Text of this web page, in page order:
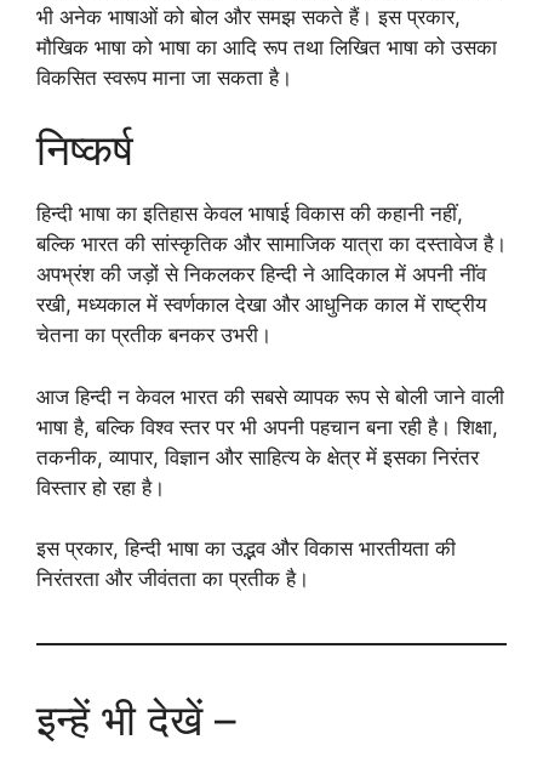
भी अनेक भाषाओं को बोल और समझ सकते हैं। इस प्रकार,
मौखिक भाषा को भाषा का आदि रूप तथा लिखित भाषा को उसका
विकसित स्वरूप माना जा सकता है।
निष्कर्ष
हिन्दी भाषा का इतिहास केवल भाषाई विकास की कहानी नहीं,
बल्कि भारत की सांस्कृतिक और सामाजिक यात्रा का दस्तावेज है।
अपभ्रंश की जड़ों से निकलकर हिन्दी ने आदिकाल में अपनी नींव
रखी, मध्यकाल में स्वर्णकाल देखा और आधुनिक काल में राष्ट्रीय
चेतना का प्रतीक बनकर उभरी।
आज हिन्दी न केवल भारत की सबसे व्यापक रूप से बोली जाने वाली
भाषा है, बल्कि विश्व स्तर पर भी अपनी पहचान बना रही है। शिक्षा,
तकनीक, व्यापार, विज्ञान और साहित्य के क्षेत्र में इसका निरंतर
विस्तार हो रहा है।
इस प्रकार, हिन्दी भाषा का उद्भव और विकास भारतीयता की
निरंतरता और जीवंतता का प्रतीक है।
इन्हें भी देखें –